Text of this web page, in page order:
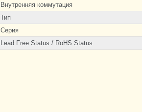
Внутренняя коммутация
Тип
Серия
Lead Free Status / RoHS Status